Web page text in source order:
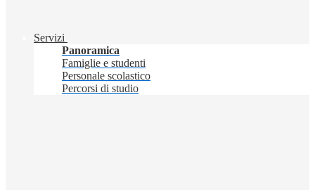
Servizi
Panoramica
Famiglie e studenti
Personale scolastico
Percorsi di studio